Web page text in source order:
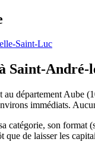
Saint-Luc
Saint-André-
département Aube
immédiats.
catégorie, son format
de laisser les